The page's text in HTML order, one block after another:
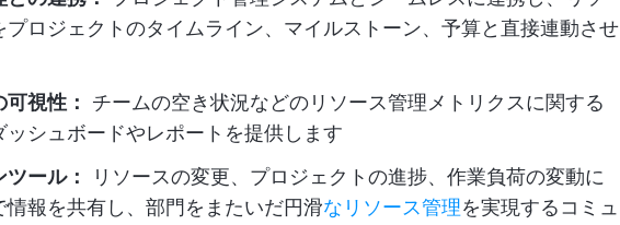
プロジェクトのタイムライン、マイルストーン、予算と直接連動させ
視性：
チームの空き状況などのリソース管理メトリクスに関する
ッシュボードやレポートを提供します
ール：
リソースの変更、プロジェクトの進捗、作業負荷の変動に
報を共有し、部門をまたいだ円滑なリソース管理を実現するコミュ